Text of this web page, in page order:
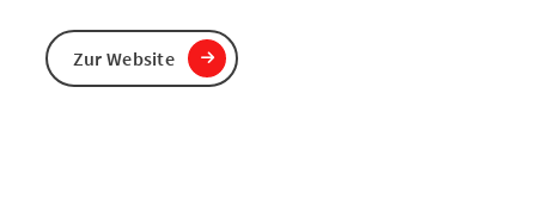
Zur Website